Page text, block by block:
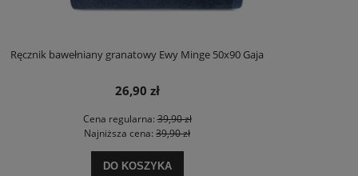
Ręcznik bawełniany granatowy Ewy Minge 50x90 Gaja
26,90 zł
Cena regularna:39,90 zł
Najniższa cena: 39,90 zł
DO KOSZYKA